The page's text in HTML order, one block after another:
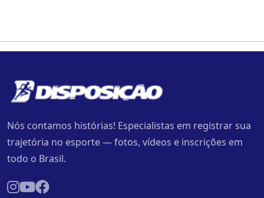
Nós contamos histórias! Especialistas em registrar sua
trajetória no esporte — fotos, vídeos e inscrições em
todo o Brasil.